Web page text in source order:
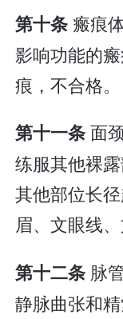
第十条 瘢痕
影响功能的
痕，不合格。
第十一条面
练服其他裸
其他部位长
眉、文眼线
第十二条 脉
静脉曲张和